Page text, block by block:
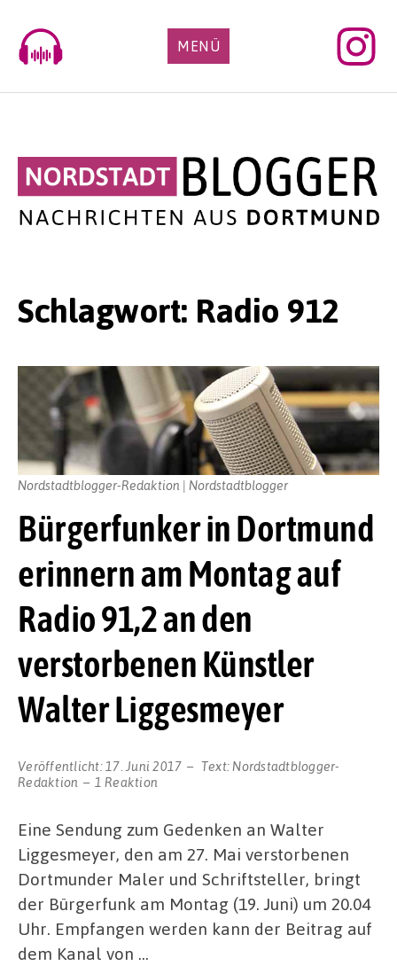
content
MENÜ
Schlagwort: Radio 912
Bürgerfunker in Dortmund
erinnern am Montag auf
Radio 91,2 an den
verstorbenen Künstler
Walter Liggesmeyer
Veröffentlicht: 17. Juni 2017 Text: Nordstadtblogger-
Redaktion
1 Reaktion
Nordstadtblogger-Redaktion | Nordstadtblogger
Eine Sendung zum Gedenken an Walter
Liggesmeyer, den am 27. Mai verstorbenen
Dortmunder Maler und Schriftsteller, bringt
der Bürgerfunk am Montag (19. Juni) um 20.04
Uhr. Empfangen werden kann der Beitrag auf
dem Kanal von …